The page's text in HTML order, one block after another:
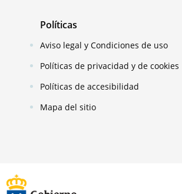
Políticas
Aviso legal y Condiciones de uso
Políticas de privacidad y de cookies
Políticas de accesibilidad
Mapa del sitio